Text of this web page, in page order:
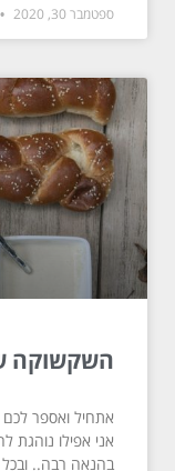
ספטמבר 30, 2020
השקשוקה
אתחיל ואספר
אני אפילו נוהגת
בהנאה רבה..